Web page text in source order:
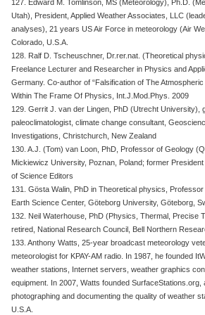
127. Edward M. Tomlinson, MS (Meteorology), Ph.D.
Utah), President, Applied Weather Associates, LLC
analyses), 21 years US Air Force in meteorology (Air
Colorado, U.S.A.
128. Ralf D. Tscheuschner, Dr.rer.nat. (Theoretical
Freelance Lecturer and Researcher in Physics and
Germany. Co-author of “Falsification of The
Within The Frame Of Physics, Int.J.Mod.Phys. 2009
129. Gerrit J. van der Lingen, PhD (Utrecht University),
paleoclimatologist, climate change consultant,
Investigations, Christchurch, New Zealand
130. A.J. (Tom) van Loon, PhD, Professor of Geology
Mickiewicz University, Poznan, Poland; former
of Science Editors
131. Gösta Walin, PhD in Theoretical physics,
Earth Science Center, Göteborg University, Göteborg,
132. Neil Waterhouse, PhD (Physics, Thermal, Precise
retired, National Research Council, Bell Northern
133. Anthony Watts, 25-year broadcast meteorology
meteorologist for KPAY-AM radio. In 1987, he founded
weather stations, Internet servers, weather graphics
equipment. In 2007, Watts founded SurfaceStations.org,
photographing and documenting the quality of weather
U.S.A.